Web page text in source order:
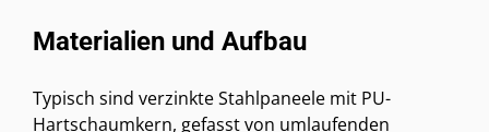
Materialien und Aufbau
Typisch sind verzinkte Stahlpaneele mit PU-
Hartschaumkern, gefasst von umlaufenden